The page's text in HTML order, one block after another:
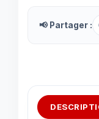
📢 Partager :